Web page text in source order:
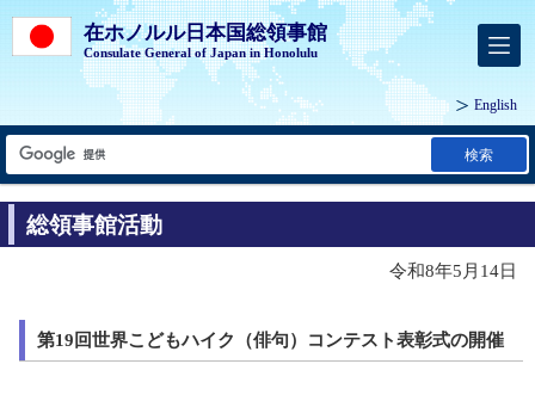
在ホノルル日本国総領事館
Consulate General of Japan in Honolulu
English
検索
総領事館活動
令和8年5月14日
第19回世界こどもハイク（俳句）コンテスト表彰式の開催